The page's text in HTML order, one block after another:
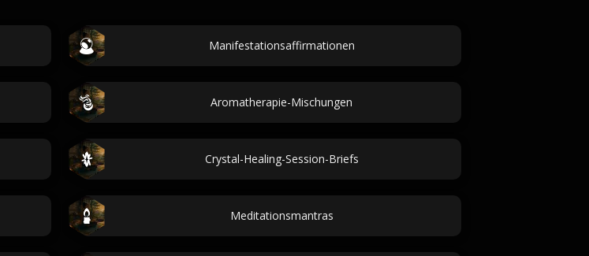
Manifestationsaffirmationen
Aromatherapie-Mischungen
Crystal-Healing-Session-Briefs
Meditationsmantras